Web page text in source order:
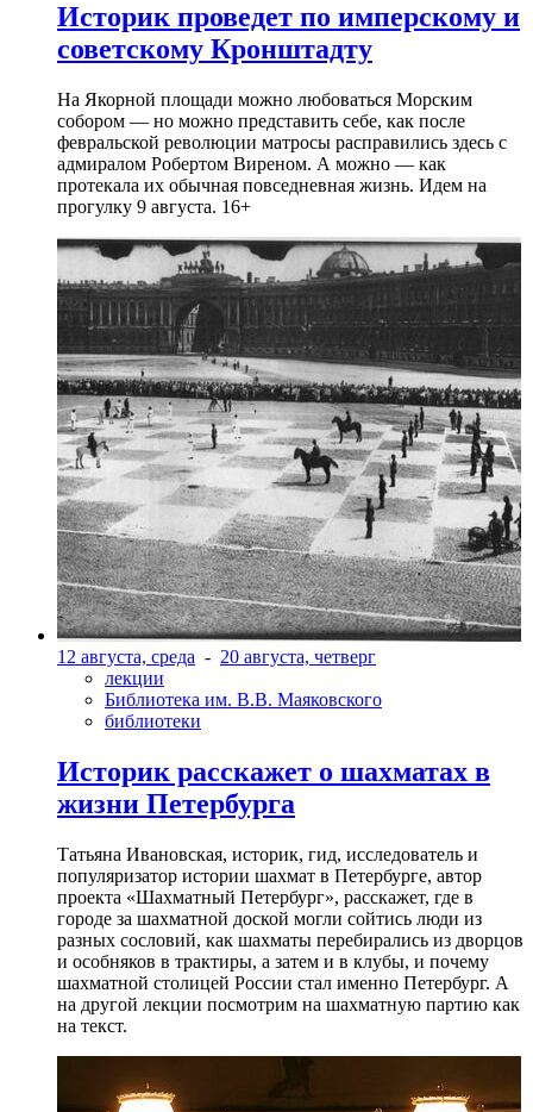
Историк проведет по имперскому и
советскому Кронштадту
На Якорной площади можно любоваться Морским
собором — но можно представить себе, как после
февральской революции матросы расправились здесь с
адмиралом Робертом Виреном. А можно — как
протекала их обычная повседневная жизнь. Идем на
прогулку 9 августа. 16+
12 августа, среда - 20 августа, четверг
лекции
Библиотека им. В.В. Маяковского
библиотеки
Историк расскажет о шахматах в
жизни Петербурга
Татьяна Ивановская, историк, гид, исследователь и
популяризатор истории шахмат в Петербурге, автор
проекта «Шахматный Петербург», расскажет, где в
городе за шахматной доской могли сойтись люди из
разных сословий, как шахматы перебирались из дворцов
и особняков в трактиры, а затем и в клубы, и почему
шахматной столицей России стал именно Петербург. А
на другой лекции посмотрим на шахматную партию как
на текст.